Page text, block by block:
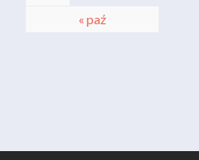
« paź